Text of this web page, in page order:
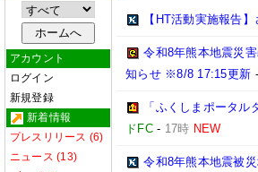
アカウント
ログイン
新規登録
新着情報
プレスリリース (6)
ニュース (13)
【HT活動実施報告
令和8年熊本地震災
知らせ ※8/8 17:15更新
「ふくしまポータ
ドFC- 17時 NEW
令和8年熊本地震被